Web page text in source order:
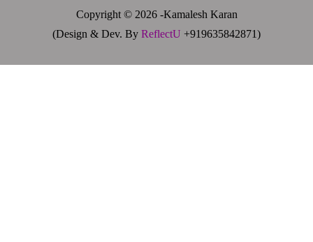
Copyright © 2026 -Kamalesh Karan
(Design & Dev. By ReflectU +919635842871)